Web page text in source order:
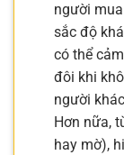
người
sắc độ
có thể
đôi khi
người
Hơn nữa,
hay mờ),